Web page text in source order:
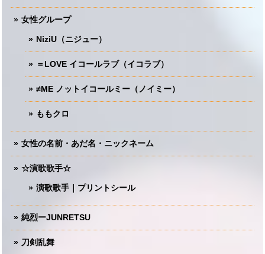
女性グループ
NiziU（ニジュー）
＝LOVE イコールラブ（イコラブ）
≠ME ノットイコールミー（ノイミー）
ももクロ
女性の名前・あだ名・ニックネーム
☆演歌歌手☆
演歌歌手｜プリントシール
純烈ーJUNRETSU
刀剣乱舞